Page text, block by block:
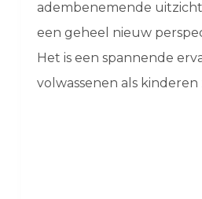
adembenemende
een geheel nieuw
Het is een spannende
volwassenen als